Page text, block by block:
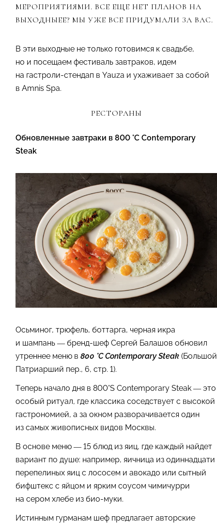
МЕРОПРИЯТИЯМИ. ВСЕ ЕЩЕ НЕТ ПЛАНОВ НА
ВЫХОДНЫЕЕ? МЫ УЖЕ ВСЕ ПРИДУМАЛИ ЗА ВАС.
В эти выходные не только готовимся к свадьбе,
но и посещаем фестиваль завтраков, идем
на гастроли-стендап в Yauza и ухаживает за собой
в Amnis Spa.
РЕСТОРАНЫ
Обновленные завтраки в 800 °C Contemporary
Steak
Осьминог, трюфель, боттарга, черная икра
и шампань — бренд-шеф Сергей Балашов обновил
утреннее меню в 800 °C Contemporary Steak (Большой
Патриарший пер., 6, стр. 1).
Теперь начало дня в 800°S Contemporary Steak — это
особый ритуал, где классика соседствует с высокой
гастрономией, а за окном разворачивается один
из самых живописных видов Москвы.
В основе меню — 15 блюд из яиц, где каждый найдет
вариант по душе: например, яичница из одиннадцати
перепелиных яиц с лососем и авокадо или сытный
бифштекс с яйцом и ярким соусом чимичурри
на сером хлебе из био-муки.
Истинным гурманам шеф предлагает авторские